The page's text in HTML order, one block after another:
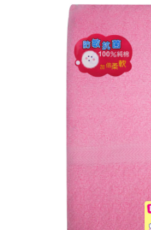
３．收到繳費通知簡訊後14天內，
ATM／網路銀行／等多元方式進行付
※ 請注意：結帳手續完成當下不需
購買商品的店家。未經商家同意取
後付繳納相關費用。
※ 交易是否成功請以「AFTEE先享
是否繳費成功／繳費後需取消欲退
https://
１．透過由恩沛科技股份有限公司
易，需依本服務之必要範圍內提供
權轉讓予恩沛科技股份有限公司。
２．關於個人資料處理事宜，請瀏覽
https://aftee.tw/terms/#terms3
３．未成年的使用者請事先徵得法
「AFTEE先享後付」，若未經同意
每筆NT$60，滿NT$599(含以上
7-11取貨付款
每筆NT$60，滿NT$599(含以上
每筆NT$60，滿NT$599(含以上)
每筆NT$120，滿NT$899(含以